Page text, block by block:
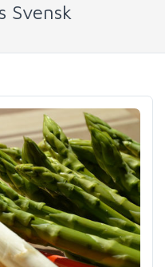
Svensk